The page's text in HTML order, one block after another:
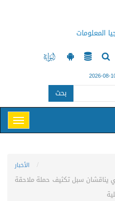
المعلومات
بحث
الأخبار
يناقشان سبل تكثيف حملة ملاحقة